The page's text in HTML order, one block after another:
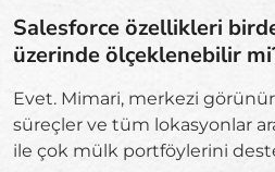
Salesforce özellikleri
üzerinde ölçeklenebilir
Evet. Mimari, merkezi
süreçler ve tüm lokasyonlar
ile çok mülk portföylerini